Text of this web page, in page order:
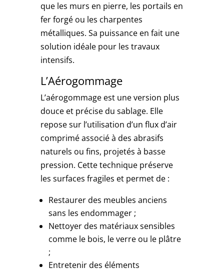
que les murs en pierre, les portails en
fer forgé ou les charpentes
métalliques. Sa puissance en fait une
solution idéale pour les travaux
intensifs.
L’Aérogommage
L’aérogommage est une version plus
douce et précise du sablage. Elle
repose sur l’utilisation d’un flux d’air
comprimé associé à des abrasifs
naturels ou fins, projetés à basse
pression. Cette technique préserve
les surfaces fragiles et permet de :
Restaurer des meubles anciens
sans les endommager ;
Nettoyer des matériaux sensibles
comme le bois, le verre ou le plâtre
;
Entretenir des éléments